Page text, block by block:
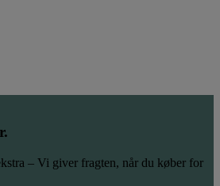
– Vi giver fragten, når du køber for